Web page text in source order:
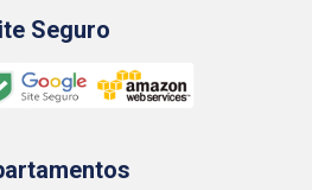
Seguro